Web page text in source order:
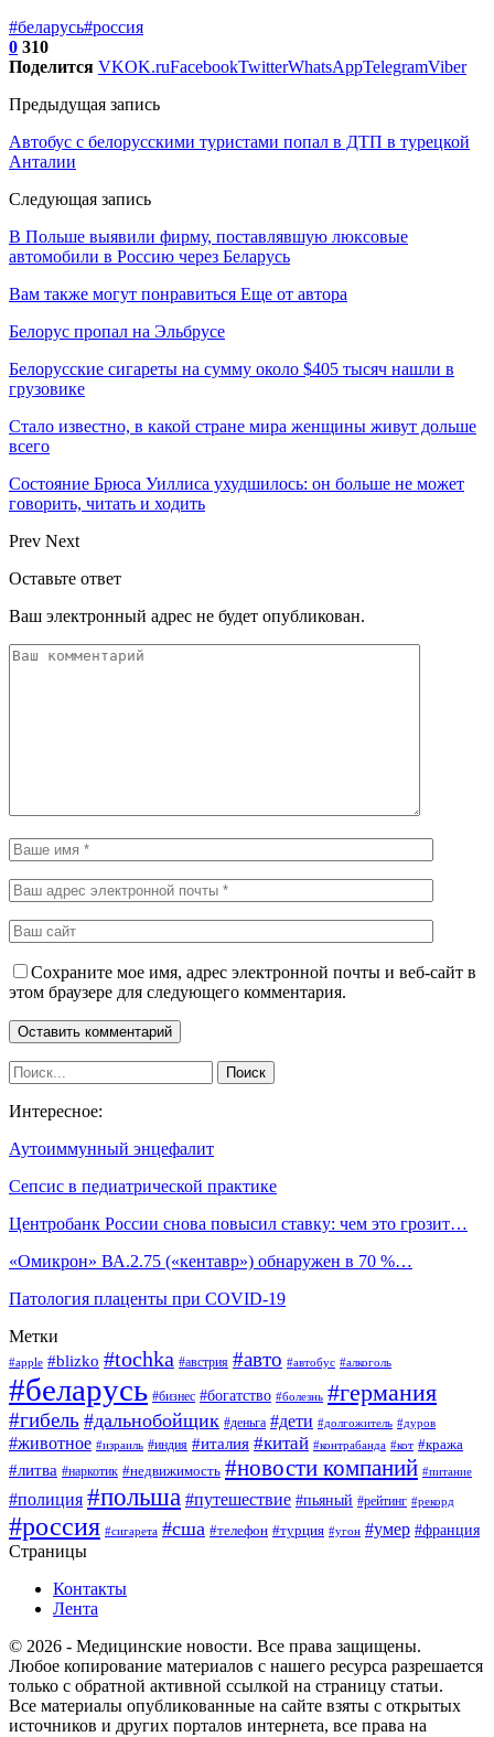
#беларусь#россия
0 310
Поделится VKOK.ruFacebookTwitterWhatsAppTelegramViber
Предыдущая запись
Автобус с белорусскими туристами попал в ДТП в турецкой
Анталии
Следующая запись
В Польше выявили фирму, поставлявшую люксовые
автомобили в Россию через Беларусь
Вам также могут понравиться Еще от автора
Белорус пропал на Эльбрусе
Белорусские сигареты на сумму около $405 тысяч нашли в
грузовике
Стало известно, в какой стране мира женщины живут дольше
всего
Состояние Брюса Уиллиса ухудшилось: он больше не может
говорить, читать и ходить
Prev Next
Оставьте ответ
Ваш электронный адрес не будет опубликован.
Сохраните мое имя, адрес электронной почты и веб-сайт в
этом браузере для следующего комментария.
Интересное:
Аутоиммунный энцефалит
Сепсис в педиатрической практике
Центробанк России снова повысил ставку: чем это грозит…
«Омикрон» ВА.2.75 («кентавр») обнаружен в 70 %…
Патология плаценты при COVID-19
Метки
#apple #blizko #tochka #австрия #авто #автобус #алкоголь
#беларусь #бизнес #богатство #болезнь #германия
#гибель #дальнобойщик #деньга #дети #долгожитель #дуров
#животное #израиль #индия #италия #китай #контрабанда #кот #кража
#литва #наркотик #недвижимость #новости компаний #питание
#полиция #польша #путешествие #пьяный #рейтинг #рекорд
#россия #сигарета #сша #телефон #турция #угон #умер #франция
Страницы
Контакты
Лента
© 2026 - Медицинские новости. Все права защищены.
Любое копирование материалов с нашего ресурса разрешается
только с обратной активной ссылкой на страницу статьи.
Все материалы опубликованные на сайте взяты с открытых
источников и других порталов интернета, все права на